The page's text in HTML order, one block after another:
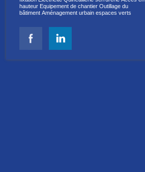
hauteur Equipement de chantier Outillage du
bâtiment Aménagement urbain espaces verts